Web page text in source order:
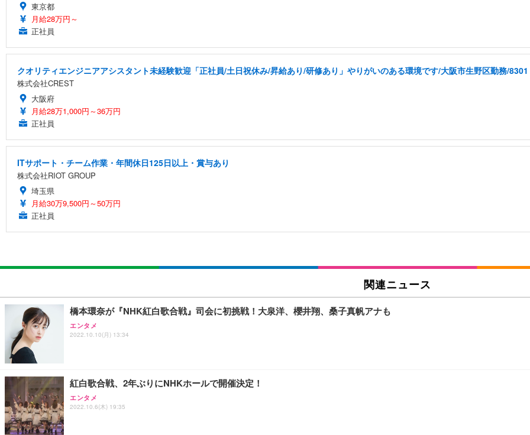
東京都
月給28万円～
正社員
クオリティエンジニアアシスタント未経験歓迎「正社員/土日祝休み/昇給あり/研修あり」やりがいのある環境です/大阪市生野区勤務/8301
株式会社CREST
大阪府
月給28万1,000円～36万円
正社員
ITサポート・チーム作業・年間休日125日以上・賞与あり
株式会社RIOT GROUP
埼玉県
月給30万9,500円～50万円
正社員
関連ニュース
橋本環奈が『NHK紅白歌合戦』司会に初挑戦！大泉洋、櫻井翔、桑子真帆アナも
エンタメ
2022.10.10(月) 13:34
紅白歌合戦、2年ぶりにNHKホールで開催決定！
エンタメ
2022.10.6(木) 19:35